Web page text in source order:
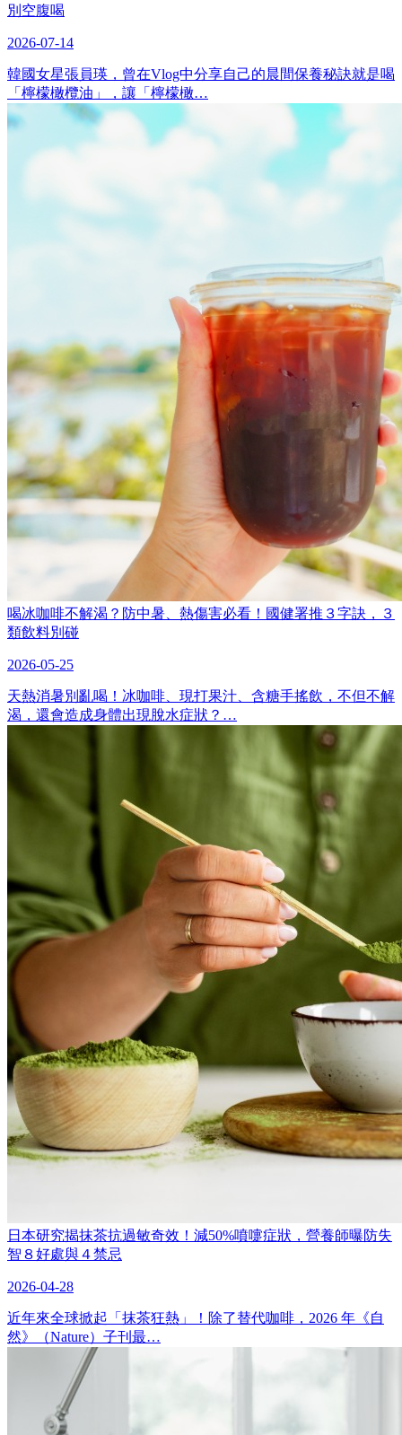
別空腹喝
2026-07-14
韓國女星張員瑛，曾在Vlog中分享自己的晨間保養秘訣就是喝
「檸檬橄欖油」，讓「檸檬橄…
喝冰咖啡不解渴？防中暑、熱傷害必看！國健署推３字訣，３
類飲料別碰
2026-05-25
天熱消暑別亂喝！冰咖啡、現打果汁、含糖手搖飲，不但不解
渴，還會造成身體出現脫水症狀？…
日本研究揭抹茶抗過敏奇效！減50%噴嚏症狀，營養師曝防失
智８好處與４禁忌
2026-04-28
近年來全球掀起「抹茶狂熱」！除了替代咖啡，2026 年《自
然》（Nature）子刊最…